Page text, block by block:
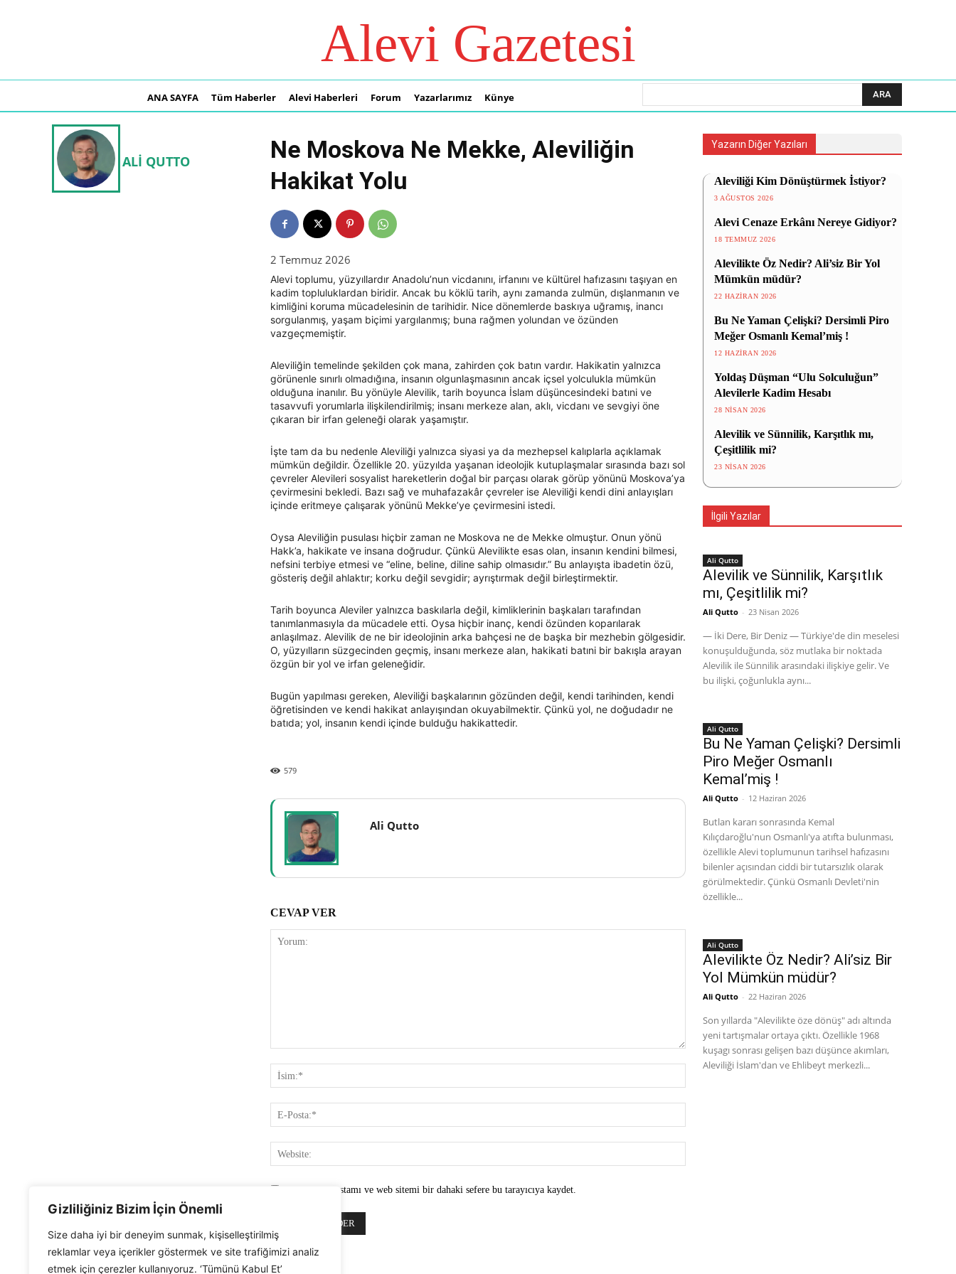
Gizliliğiniz Bizim İçin Önemli
Size daha iyi bir deneyim sunmak, kişiselleştirilmiş
reklamlar veya içerikler göstermek ve site trafiğimizi analiz
etmek için çerezler kullanıyoruz. ‘Tümünü Kabul Et’
Alevi Gazetesi
ANA SAYFA Tüm Haberler Alevi Haberleri Forum Yazarlarımız Künye ARA
ALI QUTTO
Ne Moskova Ne Mekke, Aleviliğin
Hakikat Yolu
2 Temmuz 2026
Alevi toplumu, yüzyıllardır Anadolu’nun vicdanını, irfanını ve kültürel hafızasını taşıyan en
kadim topluluklardan biridir. Ancak bu köklü tarih, aynı zamanda zulmün, dışlanmanın ve
kimliğini koruma mücadelesinin de tarihidir. Nice dönemlerde baskıya uğramış, inancı
sorgulanmış, yaşam biçimi yargılanmış; buna rağmen yolundan ve özünden
vazgeçmemiştir.
Aleviliğin temelinde şekilden çok mana, zahirden çok batın vardır. Hakikatin yalnızca
görünenle sınırlı olmadığına, insanın olgunlaşmasının ancak içsel yolculukla mümkün
olduğuna inanılır. Bu yönüyle Alevilik, tarih boyunca İslam düşüncesindeki batıni ve
tasavvufi yorumlarla ilişkilendirilmiş; insanı merkeze alan, aklı, vicdanı ve sevgiyi öne
çıkaran bir irfan geleneği olarak yaşamıştır.
İşte tam da bu nedenle Aleviliği yalnızca siyasi ya da mezhepsel kalıplarla açıklamak
mümkün değildir. Özellikle 20. yüzyılda yaşanan ideolojik kutuplaşmalar sırasında bazı sol
çevreler Alevileri sosyalist hareketlerin doğal bir parçası olarak görüp yönünü Moskova’ya
çevirmesini bekledi. Bazı sağ ve muhafazakâr çevreler ise Aleviliği kendi dini anlayışları
içinde eritmeye çalışarak yönünü Mekke’ye çevirmesini istedi.
Oysa Aleviliğin pusulası hiçbir zaman ne Moskova ne de Mekke olmuştur. Onun yönü
Hakk’a, hakikate ve insana doğrudur. Çünkü Alevilikte esas olan, insanın kendini bilmesi,
nefsini terbiye etmesi ve “eline, beline, diline sahip olmasıdır.” Bu anlayışta ibadetin özü,
gösteriş değil ahlaktır; korku değil sevgidir; ayrıştırmak değil birleştirmektir.
Tarih boyunca Aleviler yalnızca baskılarla değil, kimliklerinin başkaları tarafından
tanımlanmasıyla da mücadele etti. Oysa hiçbir inanç, kendi özünden koparılarak
anlaşılmaz. Alevilik de ne bir ideolojinin arka bahçesi ne de başka bir mezhebin gölgesidir.
O, yüzyılların süzgecinden geçmiş, insanı merkeze alan, hakikati batıni bir bakışla arayan
özgün bir yol ve irfan geleneğidir.
Bugün yapılması gereken, Aleviliği başkalarının gözünden değil, kendi tarihinden, kendi
öğretisinden ve kendi hakikat anlayışından okuyabilmektir. Çünkü yol, ne doğudadır ne
batıda; yol, insanın kendi içinde bulduğu hakikattedir.
579
Ali Qutto
CEVAP VER
İsim:*
Posta:*
Ismimi, e-postamı ve web sitemi bir dahaki sefere bu tarayıcıya kaydet.
Yazarın Diğer Yazıları
Aleviliği Kim Dönüştürmek İstiyor?
3 AĞUSTOS 2026
Alevi Cenaze Erkânı Nereye Gidiyor?
18 TEMMUZ 2026
Alevilikte Öz Nedir? Ali’siz Bir Yol
Mümkün müdür?
22 HAZIRAN 2026
Bu Ne Yaman Çelişki? Dersimli Piro
Meğer Osmanlı Kemal’miş !
12 HAZIRAN 2026
Yoldaş Düşman “Ulu Solculuğun”
Alevilerle Kadim Hesabı
28 NISAN 2026
Alevilik ve Sünnilik, Karşıtlık mı,
Çeşitlilik mi?
23 NISAN 2026
İlgili Yazılar
Ali Qutto
Alevilik ve Sünnilik, Karşıtlık
mı, Çeşitlilik mi?
Ali Qutto - 23 Nisan 2026
— İki Dere, Bir Deniz — Türkiye'de din meselesi
konuşulduğunda, söz mutlaka bir noktada
Alevilik ile Sünnilik arasındaki ilişkiye gelir. Ve
bu ilişki, çoğunlukla aynı...
Ali Qutto
Bu Ne Yaman Çelişki? Dersimli
Piro Meğer Osmanlı
Kemal’miş !
Ali Qutto - 12 Haziran 2026
Butlan kararı sonrasında Kemal
Kılıçdaroğlu'nun Osmanlı'ya atıfta bulunması,
özellikle Alevi toplumunun tarihsel hafızasını
bilenler açısından ciddi bir tutarsızlık olarak
görülmektedir. Çünkü Osmanlı Devleti'nin
özellikle...
Ali Qutto
Alevilikte Öz Nedir? Ali’siz Bir
Yol Mümkün müdür?
Ali Qutto - 22 Haziran 2026
Son yıllarda "Alevilikte öze dönüş" adı altında
yeni tartışmalar ortaya çıktı. Özellikle 1968
kuşagı sonrası gelişen bazı düşünce akımları,
Aleviliği İslam'dan ve Ehlibeyt merkezli...